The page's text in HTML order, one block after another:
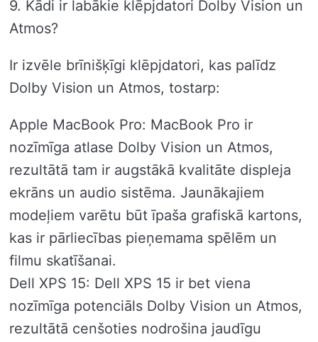
9. Kādi ir labākie klēpjdatori Dolby Vision un
Atmos?
Ir izvēle brīnišķīgi klēpjdatori, kas palīdz
Dolby Vision un Atmos, tostarp:
Apple MacBook Pro: MacBook Pro ir
nozīmīga atlase Dolby Vision un Atmos,
rezultātā tam ir augstākā kvalitāte displeja
ekrāns un audio sistēma. Jaunākajiem
modeļiem varētu būt īpaša grafiskā kartons,
kas ir pārliecības pieņemama spēlēm un
filmu skatīšanai.
Dell XPS 15: Dell XPS 15 ir bet viena
nozīmīga potenciāls Dolby Vision un Atmos,
rezultātā cenšoties nodrošina jaudīgu